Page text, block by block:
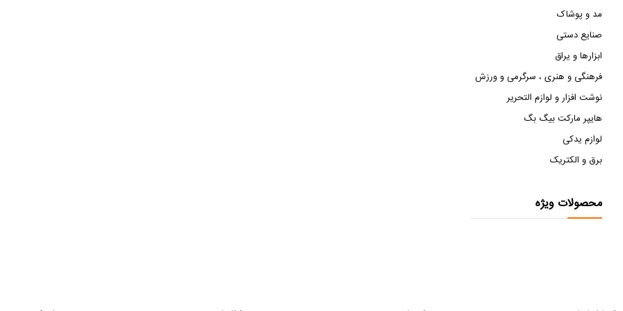
مد و پوشاک
صنایع دستی
ابزارها و یراق
فرهنگی و هنری ، سرگرمی و ورزش
نوشت افزار و لوازم التحریر
هایپر مارکت بیگ بگ
لوازم یدکی
برق و الکتریک
محصولات ویژه